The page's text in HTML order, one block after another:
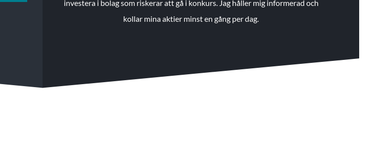
investera i bolag som riskerar att gå i konkurs. Jag håller mig informerad och
kollar mina aktier minst en gång per dag.